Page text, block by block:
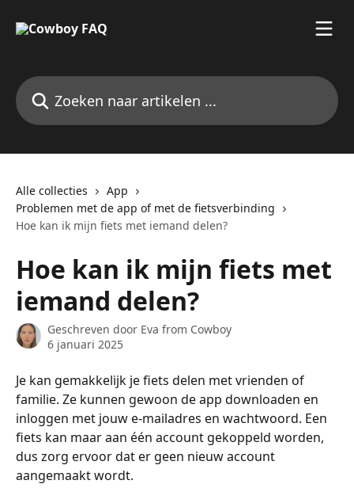
Zoeken naar artikelen ...
Alle collecties
App
Problemen met de app of met de fietsverbinding
Hoe kan ik mijn fiets met iemand delen?
Hoe kan ik mijn fiets met
iemand delen?
Geschreven door Eva from Cowboy
6 januari 2025
Je kan gemakkelijk je fiets delen met vrienden of
familie. Ze kunnen gewoon de app downloaden en
inloggen met jouw e-mailadres en wachtwoord. Een
fiets kan maar aan één account gekoppeld worden,
dus zorg ervoor dat er geen nieuw account
aangemaakt wordt.